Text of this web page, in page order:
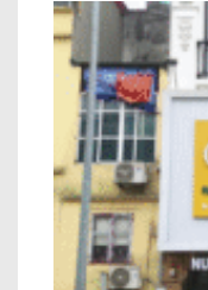
Nhà Phố